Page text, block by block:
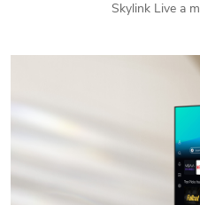
Skylink Live a